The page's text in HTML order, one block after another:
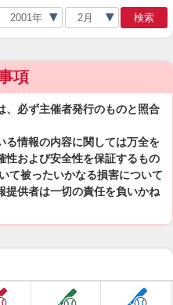
検索
項
、必ず主催者発行のものと照合
る情報の内容に関しては万全を
性および安全性を保証するもの
て被ったいかなる損害について
提供者は一切の責任を負いかね